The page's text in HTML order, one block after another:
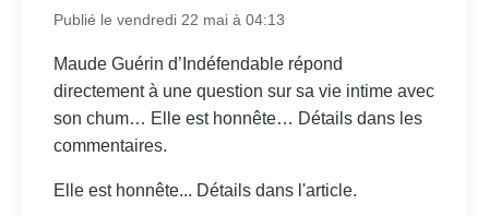
Publié le vendredi 22 mai à 04:13
Maude Guérin d’Indéfendable répond
directement à une question sur sa vie intime avec
son chum… Elle est honnête… Détails dans les
commentaires.
Elle est honnête... Détails dans l'article.